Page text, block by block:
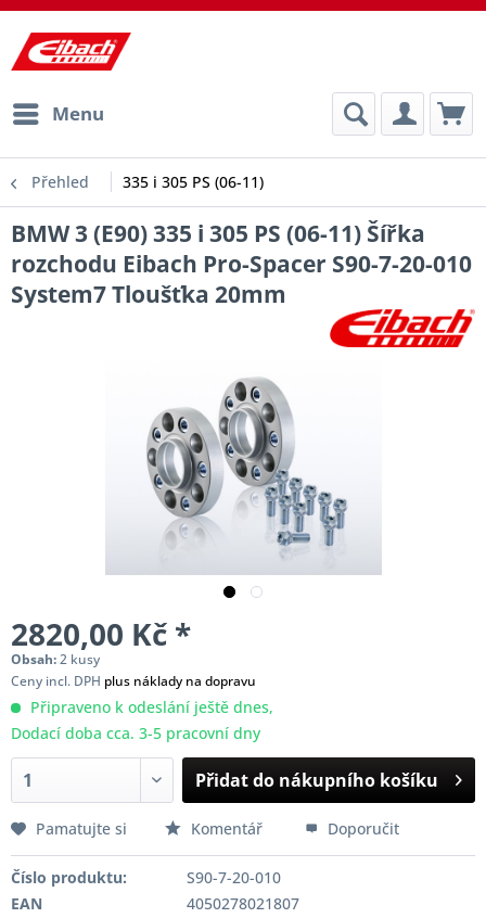
Menu
Přehled 335 i 305 PS (06-11)
BMW 3 (E90) 335 i 305 PS (06-11) Šířka
rozchodu Eibach Pro-Spacer S90-7-20-010
System7 Tloušťka 20mm
2820,00 Kč *
Obsah:2 kusy
Ceny incl. DPH plus náklady na dopravu
Připraveno k odeslání ještě dnes,
Dodací doba cca. 3-5 pracovní dny
Přidat do nákupního košíku
Pamatujte si Komentář Doporučit
Číslo produktu:
S90-7-20-010
EAN
4050278021807